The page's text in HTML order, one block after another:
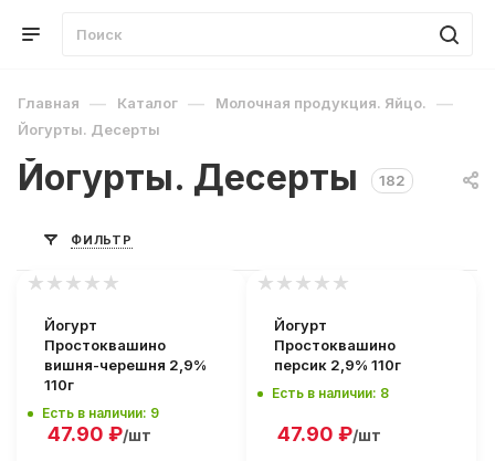
Главная — Каталог — Молочная продукция. Яйцо. —
Йогурты. Десерты
Йогурты. Десерты 182
ФИЛЬТР
Йогурт
Простоквашино
вишня-черешня 2,9%
110г
Есть в наличии: 9
47.90 ₽/шт
Йогурт
Простоквашино
персик 2,9% 110г
Есть в наличии: 8
47.90 ₽/шт